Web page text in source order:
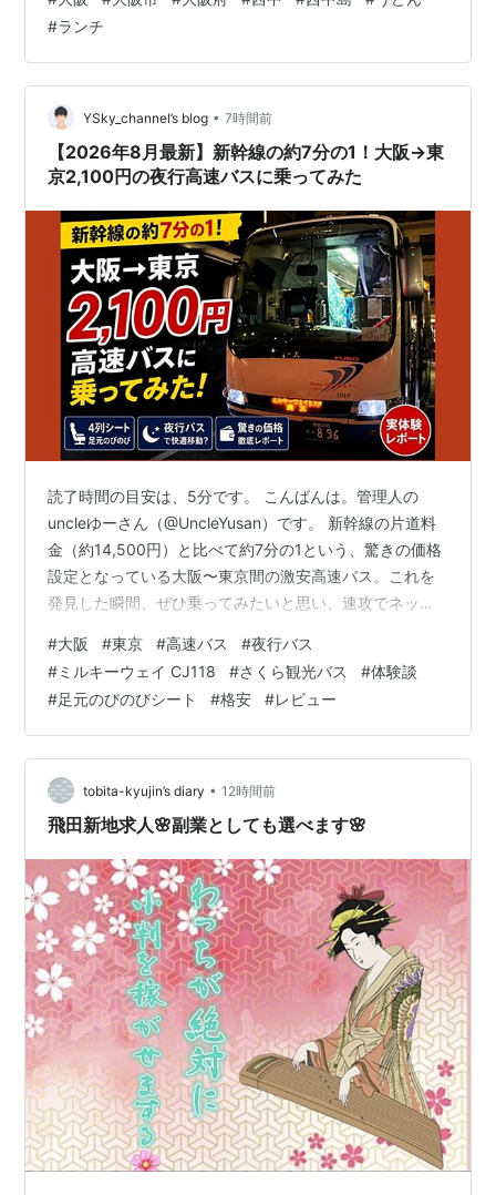
い待って入れました！ お店についてのルール等になりま
す！ 代表待ち禁止なの地味にありがたいです！ 支払いは
現金のみ！ 事前に券売機で購入して待ってる間に店員さ
んが内容を聞きに来てくれます！ 店内はこんな感じで従
業員は2人でした！ 事前に聞いているので入ってからは
そんなに待つことは…
#ランチ
YSky_channel’s blog • 7時間前
【2026年8月最新】新幹線の約7分の1！大阪→東
京2,100円の夜行高速バスに乗ってみた
読了時間の目安は、5分です。 こんばんは。管理人の
uncleゆーさん（@UncleYusan）です。 新幹線の片道料
金（約14,500円）と比べて約7分の1という、驚きの価格
設定となっている大阪〜東京間の激安高速バス。これを
発見した瞬間、ぜひ乗ってみたいと思い、速攻でネット
制緩和以前は、JRバス「ドリーム号」に加え、私鉄系の
夜行バス（阪急バス、近鉄バス、南海バスなどと東京側
のバス会社が共同運行する路線）もいくつか登場してい
ましたが、運賃は概ね8,000円前後で、大きな価格差は
ありませんでした。 それが2000年代の規制緩和による自
由参入と…
#大阪 #東京 #高速バス #夜行バス
#ミルキーウェイ CJ118 #さくら観光バス #体験談
#足元のびのびシート #格安 #レビュー
tobita-kyujin’s diary • 12時間前
飛田新地求人🌸副業としても選べます🌸